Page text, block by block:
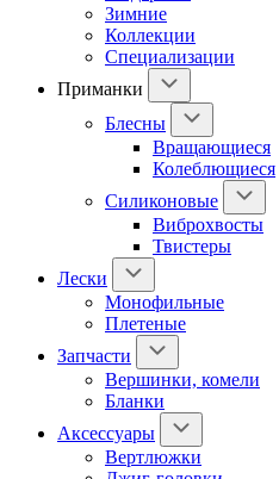
Зимние
Коллекции
Специализации
Приманки
Блесны
Вращающиеся
Колеблющиеся
Силиконовые
Виброхвосты
Твистеры
Лески
Монофильные
Плетеные
Запчасти
Вершинки, комели
Бланки
Аксессуары
Вертлюжки